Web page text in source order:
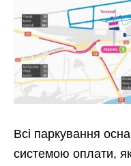
Всі паркування
системою оплати,